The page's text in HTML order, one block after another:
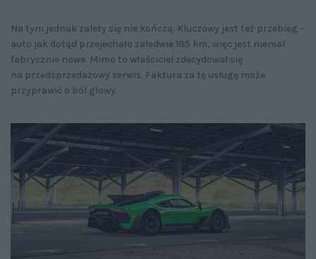
Na tym jednak zalety się nie kończą. Kluczowy jest też przebieg –
auto jak dotąd przejechało zaledwie 185 km, więc jest niemal
fabrycznie nowe. Mimo to właściciel zdecydował się
na przedsprzedażowy serwis. Faktura za tę usługę może
przyprawić o ból głowy.